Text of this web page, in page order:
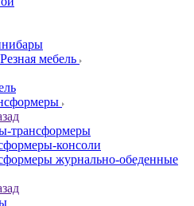
Резная мебель
трансформеры
консоли
журнально-обеденные